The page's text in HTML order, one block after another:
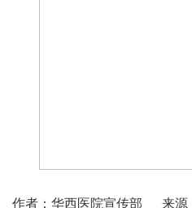
作者：华西医院宣传部 来源